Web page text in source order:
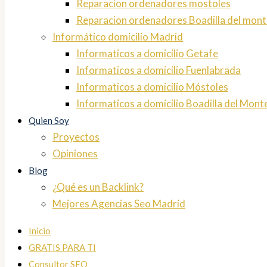
Reparacion ordenadores mostoles
Reparacion ordenadores Boadilla del
Informático domicilio Madrid
Informaticos a domicilio Getafe
Informaticos a domicilio Fuenlabrada
Informaticos a domicilio Móstoles
Informaticos a domicilio Boadilla del
Quien Soy
Proyectos
Opiniones
Blog
¿Qué es un Backlink?
Mejores Agencias Seo Madrid
Inicio
GRATIS PARA TI
Consultor SEO